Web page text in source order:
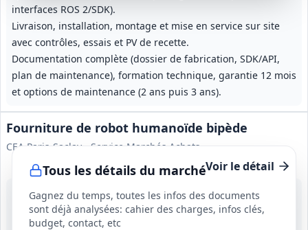
interfaces ROS 2/SDK).
Livraison, installation, montage et mise en service sur site
avec contrôles, essais et PV de recette.
Documentation complète (dossier de fabrication, SDK/API,
plan de maintenance), formation technique, garantie 12 mois
et options de maintenance (2 ans puis 3 ans).
Tous les détails du marché
Gagnez du temps, toutes les infos des documents
sont déjà analysées: cahier des charges, infos clés,
budget, contact, etc
Fourniture de robot humanoïde bipède
CEA Paris-Saclay - Service Marchés Achats
Voir le détail
19 août 2026
Saclay (91)